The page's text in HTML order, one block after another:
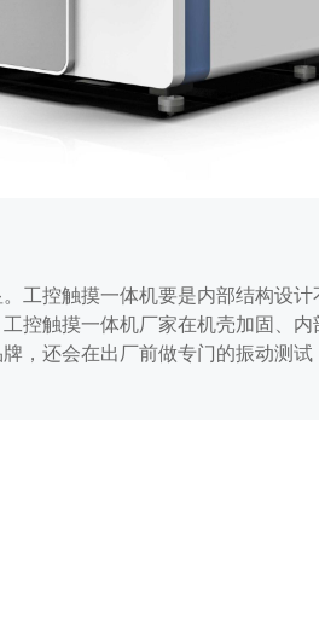
工控触摸一体机要是内部结构设
控触摸一体机厂家在机壳加固、
，还会在出厂前做专门的振动测